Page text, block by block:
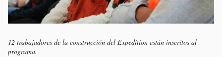
12 trabajadores de la construcción del Expedition están inscritos al
programa.